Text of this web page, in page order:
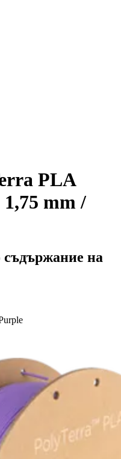
PLA
mm /
на